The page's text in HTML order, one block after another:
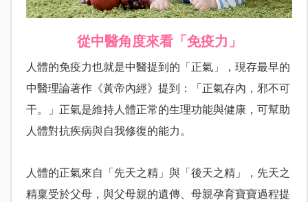
從中醫角度來看「免疫力」
人體的免疫力也就是中醫提到的「正氣」，現存最早的
中醫理論著作《黃帝內經》提到：「正氣存內，邪不可
干。」正氣是維持人體正常的生理功能與健康，可幫助
人體對抗疾病與自我修復的能力。
人體的正氣來自「先天之精」與「後天之精」，先天之
精稟受於父母，與父母親的遺傳、母親孕育寶寶過程提